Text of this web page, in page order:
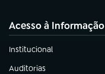
Acesso à Informação
Institucional
(abre em nova aba)
Auditorias
(abre em nova aba)